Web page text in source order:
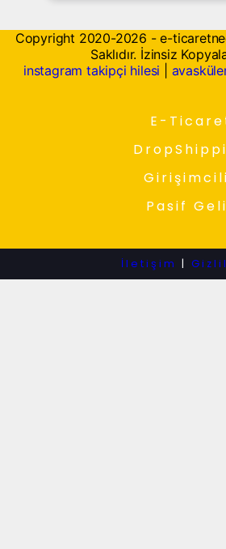
Copyright 2020-2026 - e-
Saklıdır. İzinsiz
instagram takipçi hilesi
E-
Pasif
İletişim |